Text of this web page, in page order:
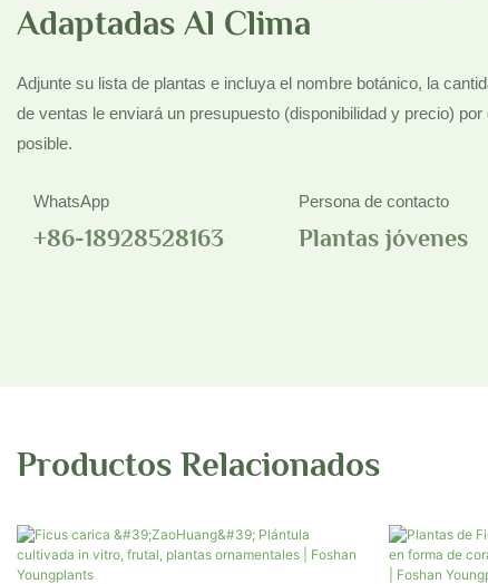
Adaptadas Al Clima
Adjunte su lista de plantas e incluya el nombre botánico, la
de ventas le enviará un presupuesto (disponibilidad y precio)
posible.
WhatsApp
+86-18928528163
Persona de contacto
Plantas jóvenes
Productos Relacionados